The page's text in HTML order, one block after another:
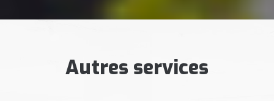
Autres services